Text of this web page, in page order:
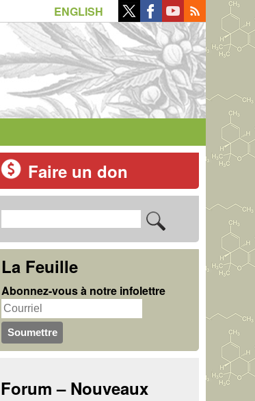
ENGLISH
Faire un don
F
o
r
m
u
l
e
c
h
e
r
c
e
La Feuille
Abonnez-vous à notre infolettre
Forum – Nouveaux